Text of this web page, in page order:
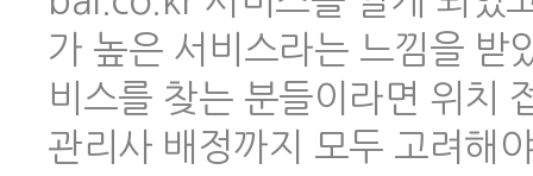
가 높은 서비스라는 느낌을 받
비스를 찾는 분들이라면 위치
관리사 배정까지 모두 고려해